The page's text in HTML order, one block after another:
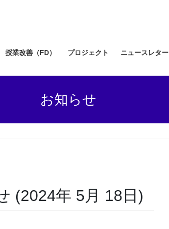
授業改善（FD） プロジェクト ニュースレター
お知らせ
(2024年 5月 18日)